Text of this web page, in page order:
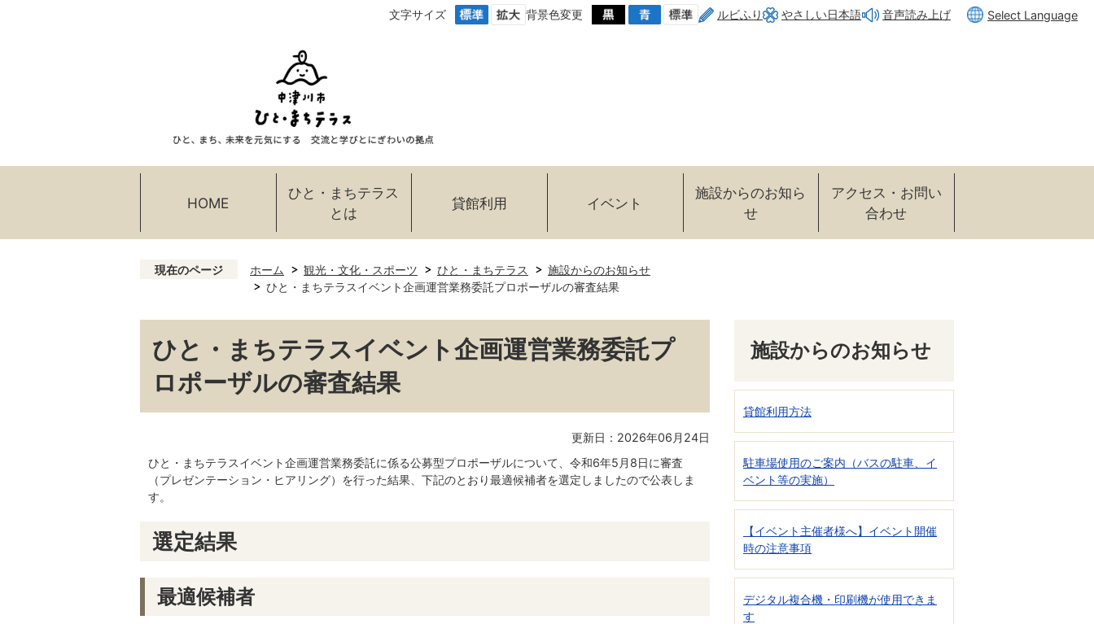
文字サイズ 背景色変更 ルビふり やさしい日本語 音声読み上げ Select Language
HOME
ひと・まちテラス
とは
貸館利用 イベント
施設からのお知ら
せ
アクセス・お問い
合わせ
現在のページ ホーム 観光・文化・スポーツ ひと・まちテラス
施設からのお知らせ
ひと・まちテラスイベント企画運営業務委託プロポーザルの審査結果
ひと・まちテラスイベント企画運営業務委託プ
ロポーザルの審査結果
更新日：2026年06月24日
ひと・まちテラスイベント企画運営業務委託に係る公募型プロポーザルについて、令和6年5月8日に審査
（プレゼンテーション・ヒアリング）を行った結果、下記のとおり最適候補者を選定しましたので公表しま
す。
選定結果
最適候補者
施設からのお知らせ
貸館利用方法
駐車場使用のご案内（バスの駐車、イ
ベント等の実施）
【イベント主催者様へ】イベント開催
時の注意事項
デジタル複合機・印刷機が使用できま
す